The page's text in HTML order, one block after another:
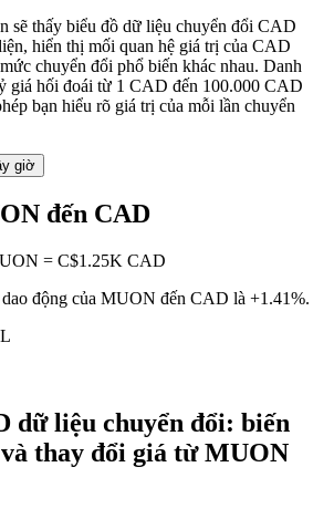
sẽ thấy biểu đồ dữ liệu chuyển đổi CAD
hiển thị mối quan hệ giá trị của CAD
chuyển đổi phổ biến khác nhau. Danh
giá hối đoái từ 1 CAD đến 100.000 CAD
bạn hiểu rõ giá trị của mỗi lần chuyển
giờ
đến CAD
= C$1.25K CAD
động của MUON đến CAD là +1.41%.
dữ liệu chuyển đổi: biến
thay đổi giá từ MUON